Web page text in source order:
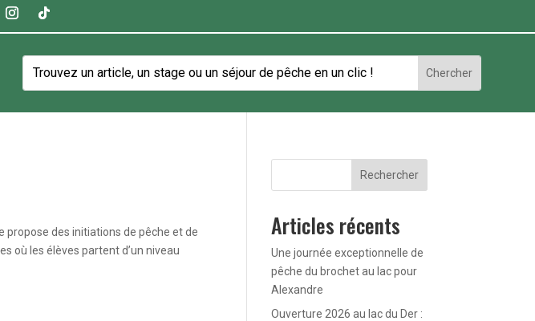
propose des initiations de pêche et de
où les élèves partent d’un niveau
Rechercher
Articles récents
Une journée exceptionnelle de
pêche du brochet au lac pour
Alexandre
Ouverture 2026 au lac du Der :